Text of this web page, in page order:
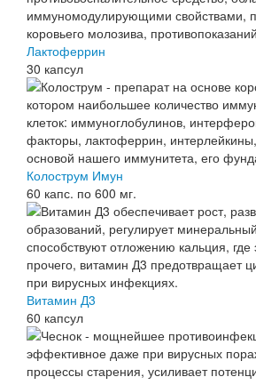
Лактоферрин
30 капсул
Колострум Имун
60 капс. по 600 мг.
Витамин Д3
60 капсул